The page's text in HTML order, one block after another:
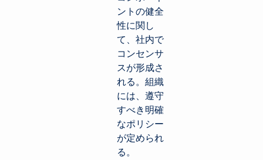
ントの健全
性に関し
て、社内で
コンセンサ
スが形成さ
れる。組織
には、遵守
すべき明確
なポリシー
が定められ
る。